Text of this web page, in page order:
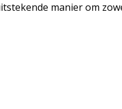
manier om